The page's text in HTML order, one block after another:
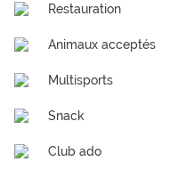
Restauration
Animaux acceptés
Multisports
Snack
Club ado